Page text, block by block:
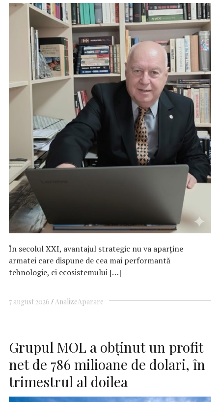
În secolul XXI, avantajul strategic nu va aparține
armatei care dispune de cea mai performantă
tehnologie, ci ecosistemului […]
7 august 2026 AnalizeAparare
Grupul MOL a obținut un profit
net de 786 milioane de dolari, în
trimestrul al doilea